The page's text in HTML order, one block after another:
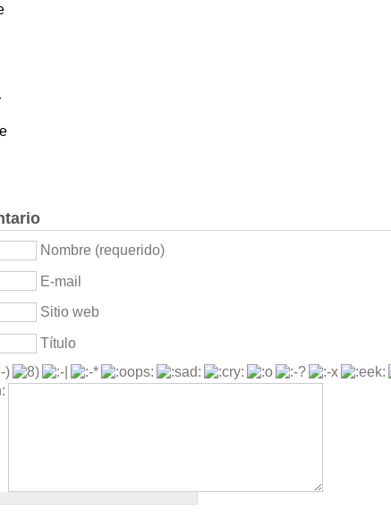
Nombre (requerido)
E-mail
Sitio web
Título